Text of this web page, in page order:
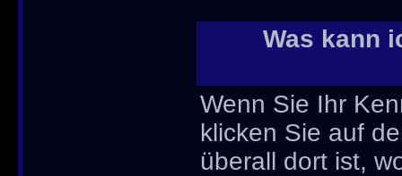
Was kann
Wenn Sie Ihr
klicken Sie auf
überall dort ist,